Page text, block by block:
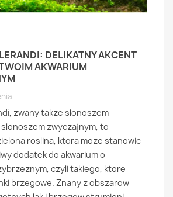
DELIKATNY AKCENT
AKWARIUM
zwany takze slonoszem
zwyczajnym, to
roslina, ktora moze stanowic
dodatek do akwarium o
czyli takiego, ktore
brzegowe. Znany z obszarow